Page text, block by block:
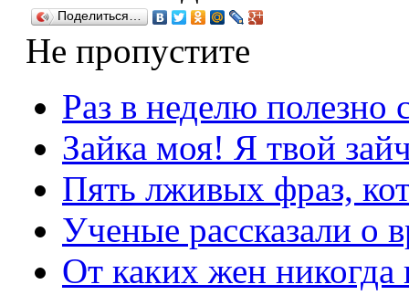
Поделиться…
Не пропустите
Раз в неделю полезно
Зайка моя! Я твой
Пять лживых фраз,
Ученые рассказали о
От каких жен